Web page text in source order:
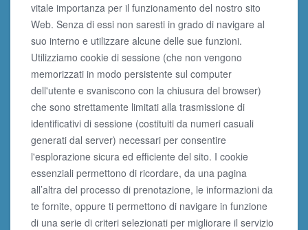
vitale importanza per il funzionamento del nostro sito
Web. Senza di essi non saresti in grado di navigare al
suo interno e utilizzare alcune delle sue funzioni.
Utilizziamo cookie di sessione (che non vengono
memorizzati in modo persistente sul computer
dell'utente e svaniscono con la chiusura del browser)
che sono strettamente limitati alla trasmissione di
identificativi di sessione (costituiti da numeri casuali
generati dal server) necessari per consentire
l'esplorazione sicura ed efficiente del sito. I cookie
essenziali permettono di ricordare, da una pagina
all’altra del processo di prenotazione, le informazioni da
te fornite, oppure ti permettono di navigare in funzione
di una serie di criteri selezionati per migliorare il servizio